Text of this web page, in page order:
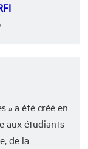
» a été créé en
aux étudiants
de la